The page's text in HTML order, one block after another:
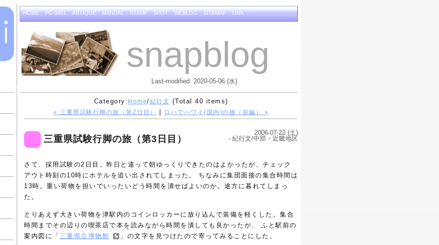
HOME PC-9801 ANTIQUE MANUAL STAMP SPOT WEBLOG SITEMAP LINK
snapblog
Last-modified: 2020-05-06 (水)
Category: Home/紀行文 (Total 40 items)
« 三重県試験行脚の旅（第2日目） ロハでハワイ(国内)の旅（前編） »
三重県試験行脚の旅（第3日目）
2006-07-22 (土)
- 紀行文/中部・近畿地区
さて、採用試験の2日目。昨日と違って朝ゆっくりできたのはよかったが、チェック
アウト時刻の10時にホテルを追い出されてしまった。 ちなみに集団面接の集合時間は
13時。重い荷物を担いでいったいどう時間を潰せばよいのか。途方に暮れてしまっ
た。
とりあえず大きい荷物を津駅内のコインロッカーに放り込んで装備を軽くした。集合
時間までその辺りの喫茶店で本を読みながら時間を潰しても良かったが、 ふと駅前の
案内図に「 三重県立博物館 」の文字を見つけたので寄ってみることにした。